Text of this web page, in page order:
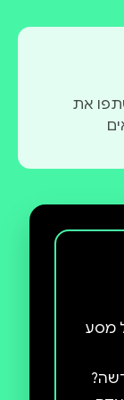
את